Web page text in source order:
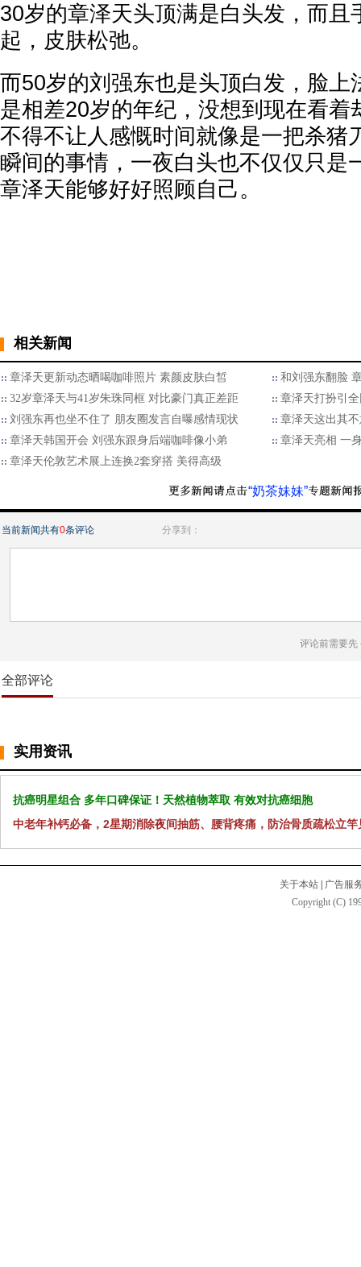
30岁的章泽天头顶满是白头发，而且
起，皮肤松弛。
而50岁的刘强东也是头顶白发，脸上
是相差20岁的年纪，没想到现在看着
不得不让人感慨时间就像是一把杀猪
瞬间的事情，一夜白头也不仅仅只是
章泽天能够好好照顾自己。
相关新闻
章泽天更新动态晒喝咖啡照片 素颜皮肤白皙
和刘强东翻脸
32岁章泽天与41岁朱珠同框 对比豪门真正差距
章泽天打扮引
刘强东再也坐不住了 朋友圈发言自曝感情现状
章泽天这出其
章泽天韩国开会 刘强东跟身后端咖啡像小弟
章泽天亮相 一
章泽天伦敦艺术展上连换2套穿搭 美得高级
“奶茶妹妹”
当前新闻共有0条评论 分享到：
评论前需要先
全部评论
实用资讯
抗癌明星组合 多年口碑保证！天然植物萃取 有效对抗癌细胞
中老年补钙必备，2星期消除夜间抽筋、腰背疼痛，防治骨质疏松立竿
关于本站
广告服
Copyright (C)